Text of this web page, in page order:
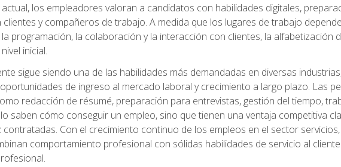
los empleadores valoran a candidatos con habilidades digitales,
y compañeros de trabajo. A medida que los lugares de trabajo
programación, la colaboración y la interacción con clientes, la alfabetización
inicial.
sigue siendo una de las habilidades más demandadas en diversas
de ingreso al mercado laboral y crecimiento a largo plazo. Las
redacción de résumé, preparación para entrevistas, gestión del tiempo,
saben cómo conseguir un empleo, sino que tienen una ventaja competitiva
Con el crecimiento continuo de los empleos en el sector
comportamiento profesional con sólidas habilidades de servicio al